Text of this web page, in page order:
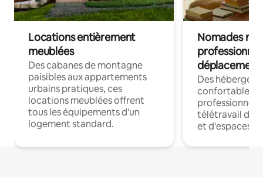
Locations entièrement
meublées
Des cabanes de montagne
paisibles aux appartements
urbains pratiques, ces
locations meublées offrent
tous les équipements d'un
logement standard.
Nomades
déplacement
Des
confortables
professionnels
télétravail
et d'espaces